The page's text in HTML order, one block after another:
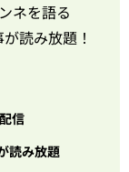
ネを語る
読み放題！
信
読み放題